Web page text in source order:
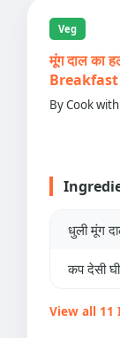
Veg
मूंग दाल का
Breakfast
By Cook
धुली मूंग
कप देसी घी
View all